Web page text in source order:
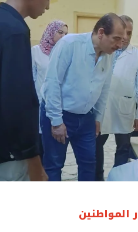
المواطنين